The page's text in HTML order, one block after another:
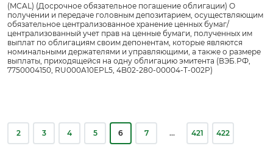
(MCAL) (Досрочное обязательное погашение облигации) О
получении и передаче головным депозитарием, осуществляющим
обязательное централизованное хранение ценных бумаг/
централизованный учет прав на ценные бумаги, полученных им
выплат по облигациям своим депонентам, которые являются
номинальными держателями и управляющими, а также о размере
выплаты, приходящейся на одну облигацию эмитента (ВЭБ.РФ,
7750004150, RU000A10EPL5, 4B02-280-00004-T-002P)
2 3 4 5 6 7 ... 421 422